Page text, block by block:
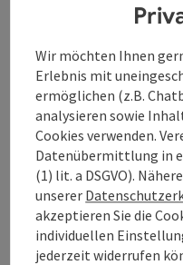
Öffnungszeiten
Küche
Preise
Anreise/Lage
Wir möchten Ihnen
Erlebnis mit
ermöglichen (z.B.
analysieren sowie
Cookies verwenden.
Datenübermittlung in
(1) lit. a DSGVO).
unserer
akzeptieren Sie die
individuellen
jederzeit widerrufen